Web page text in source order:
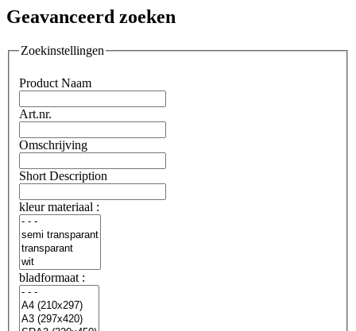
Geavanceerd zoeken
Zoekinstellingen
Product Naam
Art.nr.
Omschrijving
Short Description
kleur materiaal :
bladformaat :